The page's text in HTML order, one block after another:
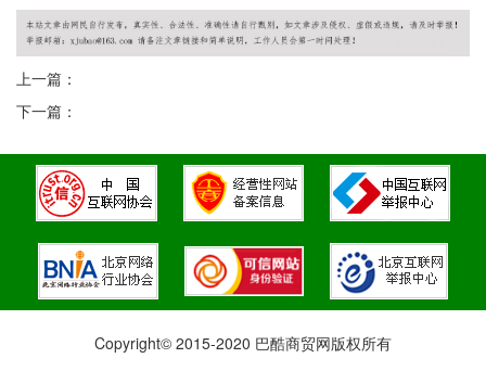
上一篇：
下一篇：
Copyright© 2015-2020 巴酷商贸网版权所有